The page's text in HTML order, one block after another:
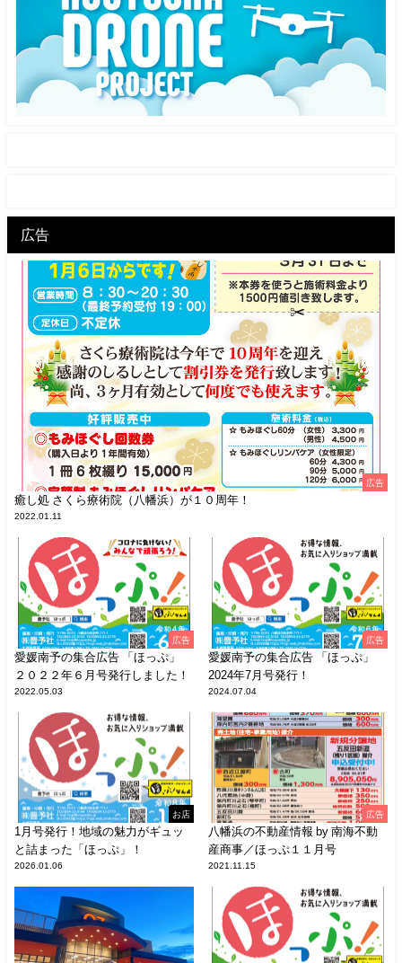
広告
広告
癒し処 さくら療術院（八幡浜）が１０周年！
2022.01.11
広告
愛媛南予の集合広告 「ほっぷ」
２０２２年６月号発行しました！
2022.05.03
広告
愛媛南予の集合広告 「ほっぷ」
2024年7月号発行！
2024.07.04
お店
1月号発行！地域の魅力がギュッ
と詰まった「ほっぷ」！
2026.01.06
広告
八幡浜の不動産情報 by 南海不動
産商事／ほっぷ１１月号
2021.11.15